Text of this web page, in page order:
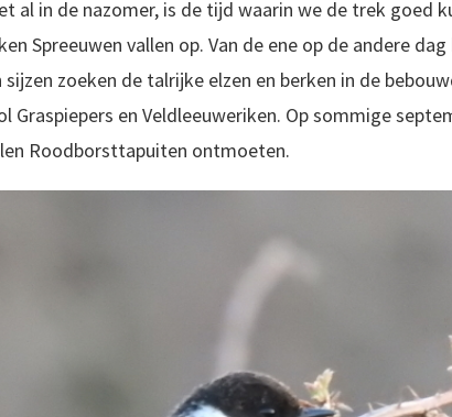
al in de nazomer, is de tijd waarin we de trek goed
Spreeuwen vallen op. Van de ene op de andere
zoeken de talrijke elzen en berken in de
Graspiepers en Veldleeuweriken. Op sommige
Roodborsttapuiten ontmoeten.